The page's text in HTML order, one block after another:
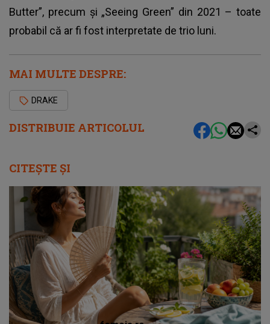
DISTRIBUIE ARTICOLUL
Butter”, precum și „Seeing Green” din 2021 – toate
probabil că ar fi fost interpretate de trio luni.
MAI MULTE DESPRE:
DRAKE
CITEȘTE ȘI